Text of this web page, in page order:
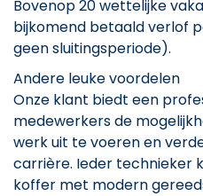
Bovenop 20 wettelijke
bijkomend betaald verlof
geen sluitingsperiode).
Andere leuke voordelen
Onze klant biedt een
medewerkers de
werk uit te voeren en
carrière. Ieder technieker
koffer met modern